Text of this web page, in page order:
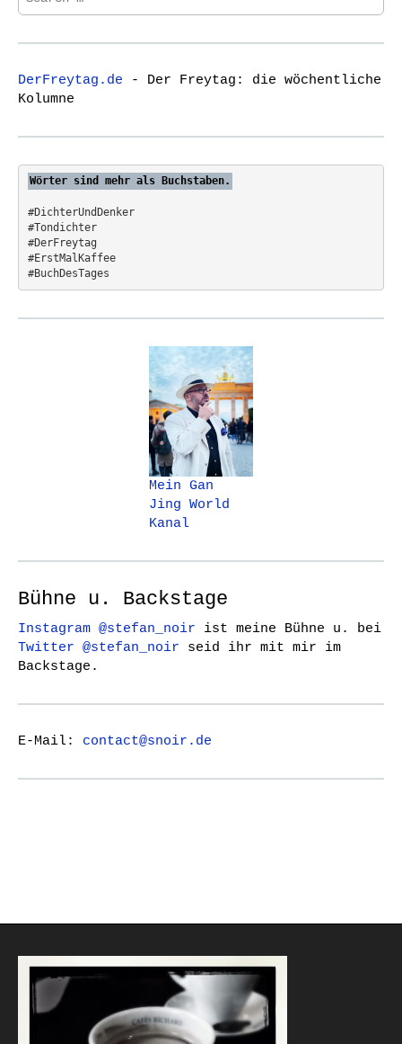
e
r
h
f
r
DerFreytag.de - Der Freytag: die wöchentliche
Kolumne
Wörter sind mehr als Buchstaben.
#DichterUndDenker
#Tondichter
#DerFreytag
#ErstMalKaffee
#BuchDesTages
Mein Gan
Jing World
Kanal
Bühne u. Backstage
Instagram @stefan_noir ist meine Bühne u. bei
Twitter @stefan_noir seid ihr mit mir im
Backstage.
E-Mail: contact@snoir.de